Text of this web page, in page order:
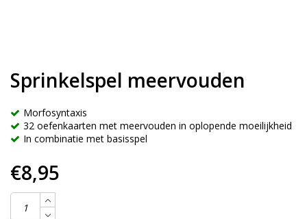
Sprinkelspel meervouden
Morfosyntaxis
32 oefenkaarten met meervouden in oplopende moeilijkheid
In combinatie met basisspel
€8,95